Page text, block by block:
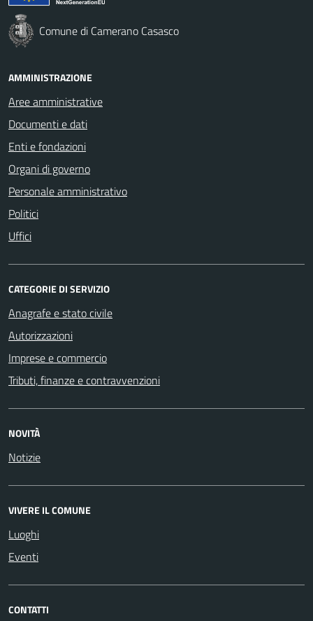
Comune di Camerano Casasco
AMMINISTRAZIONE
Aree amministrative
Documenti e dati
Enti e fondazioni
Organi di governo
Personale amministrativo
Politici
Uffici
CATEGORIE DI SERVIZIO
Anagrafe e stato civile
Autorizzazioni
Imprese e commercio
Tributi, finanze e contravvenzioni
NOVITÀ
Notizie
VIVERE IL COMUNE
Luoghi
Eventi
CONTATTI